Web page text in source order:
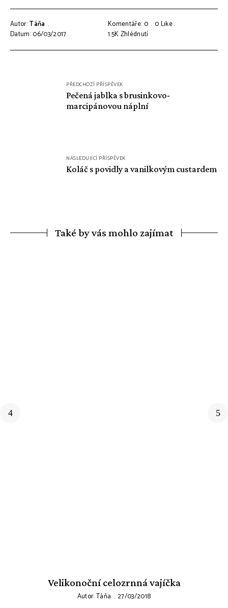
Autor:Táňa
Datum: 06/03/2017
Komentáře: 0 0Like
1.5KZhlédnutí
PŘEDCHOZÍ PŘÍSPĚVEK
Pečená jablka s brusinkovo-
marcipánovou náplní
NÁSLEDUJÍCÍ PŘÍSPĚVEK
Koláč s povidly a vanilkovým custardem
Také by vás mohlo zajímat
Velikonoční celozrnná vajíčka
Autor:Táňa 27/03/2018